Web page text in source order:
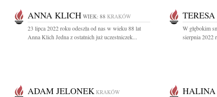
ANNA KLICH WIEK: 88 KRAKÓW
23 lipca 2022 roku odeszła od nas w wieku 88 lat
Anna Klich Jedna z ostatnich już uczestniczek...
W głębokim
sierpnia 2022
ADAM JELONEK KRAKÓW